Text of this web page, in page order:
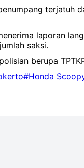
terjatuh
laporan
saksi.
berupa
#Honda